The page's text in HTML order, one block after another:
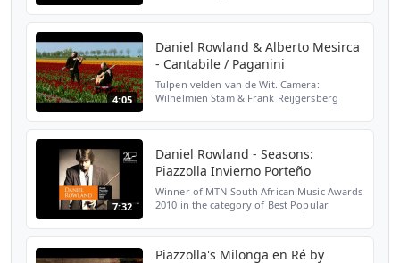
4:05
Daniel Rowland & Alberto Mesirca
- Cantabile / Paganini
Tulpen velden van de Wit. Camera:
Wilhelmien Stam & Frank Reijgersberg
7:32
Daniel Rowland - Seasons:
Piazzolla Invierno Porteño
Winner of MTN South African Music Awards
2010 in the category of Best Popular
Piazzolla's Milonga en Ré by